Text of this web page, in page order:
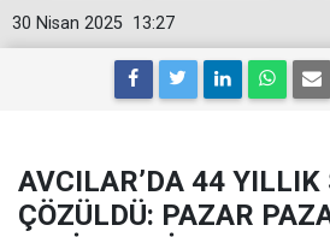
13:27
30 Nisan 2025
AVCILAR’DA 44 YILLIK
ÇÖZÜLDÜ: PAZAR